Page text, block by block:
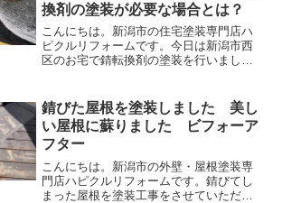
換剤の塗装が必要な場合とは？
こんにちは。新潟市の住宅塗装専門店ハ
ピクルリフォームです。今日は新潟市西
区のお宅で錆転換剤の塗装を行いまし
の鉄の状態に戻すので錆びにくくするこ
とができます。錆転換剤 塗...
錆びた屋根を塗装しました 美し
い屋根に蘇りました ビフォーア
フター
こんにちは。新潟市の外壁・屋根塗装専
門店ハピクルリフォームです。錆びてし
まった屋根を塗装工事をさせていただき